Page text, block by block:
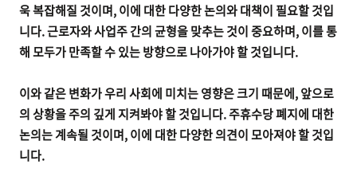
욱 복잡해질 것이며, 이에 대한 다양한 논의와 대책이 필요할 것입
니다. 근로자와 사업주 간의 균형을 맞추는 것이 중요하며, 이를 통
해 모두가 만족할 수 있는 방향으로 나아가야 할 것입니다.
이와 같은 변화가 우리 사회에 미치는 영향은 크기 때문에, 앞으로
의 상황을 주의 깊게 지켜봐야 할 것입니다. 주휴수당 폐지에 대한
논의는 계속될 것이며, 이에 대한 다양한 의견이 모아져야 할 것입
니다.